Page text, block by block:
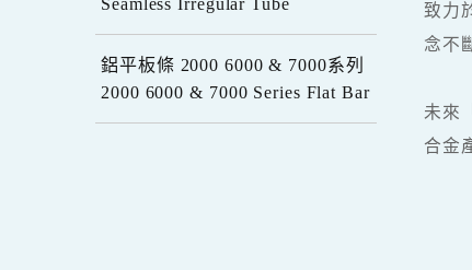
鋁平板條 2000 6000 & 7000系列
2000 6000 & 7000 Series Flat Bar
致力
念不
未來
合金